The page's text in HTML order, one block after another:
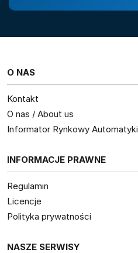
O NAS
Kontakt
O nas / About us
Informator Rynkowy Automatyki
INFORMACJE PRAWNE
Regulamin
Licencje
Polityka prywatności
NASZE SERWISY